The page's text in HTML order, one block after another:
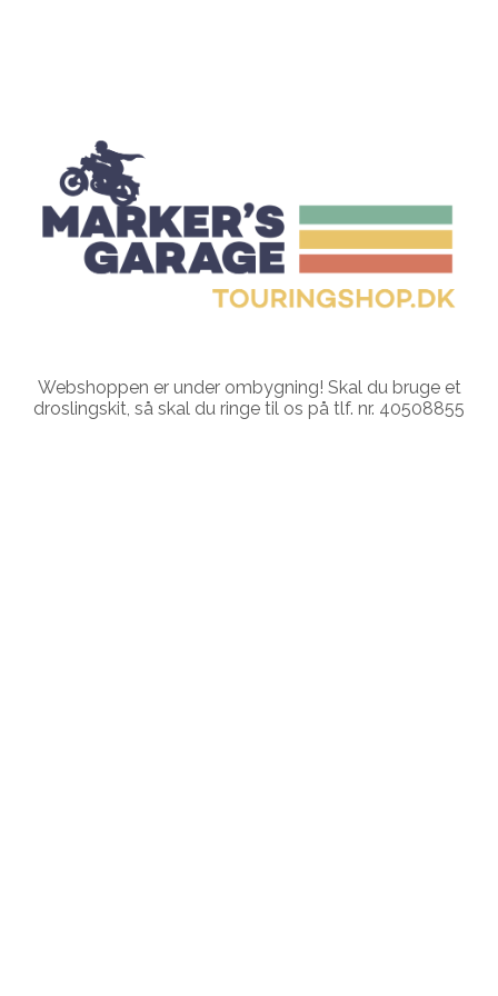
Webshoppen er under ombygning! Skal du bruge et
droslingskit, så skal du ringe til os på tlf. nr. 40508855